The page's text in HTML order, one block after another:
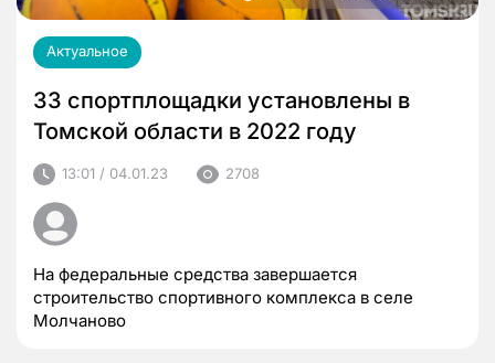
Актуальное
33 спортплощадки установлены в
Томской области в 2022 году
13:01 / 04.01.23 2708
На федеральные средства завершается
строительство спортивного комплекса в селе
Молчаново